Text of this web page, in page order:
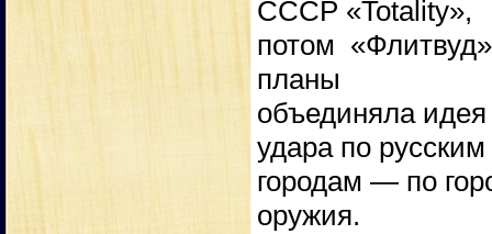
СССР «Totality»,
потом
планы
объединяла идея
удара по русским
городам — по
оружия.